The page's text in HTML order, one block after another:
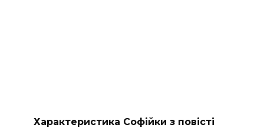
Характеристика Софійки з повісті